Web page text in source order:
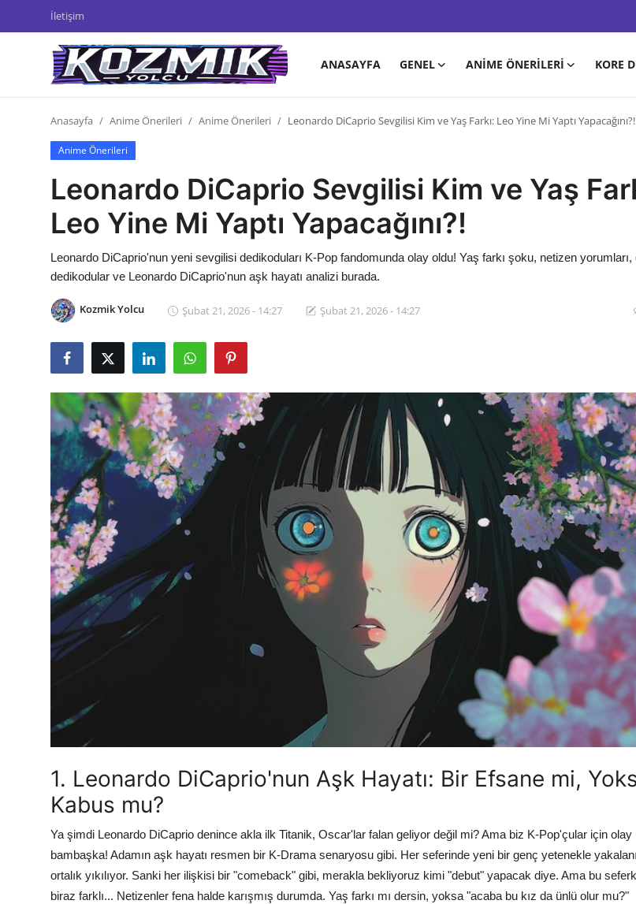
İletişim
ANASAYFA GENEL ANIME ÖNERILERI KORE
Anime Önerileri
Kore Dünyası
Anime Karakterleri
Dizi & Film
Testler
Anasayfa Anime Önerileri Anime Önerileri Leonardo DiCaprio Sevgilisi Kim ve Yaş Farkı: Leo Yine Mi Yaptı Yapacağını?!
Anime Önerileri
Leonardo DiCaprio Sevgilisi Kim ve Yaş
Leo Yine Mi Yaptı Yapacağını?!
Leonardo DiCaprio'nun yeni sevgilisi dedikoduları K-Pop fandomunda olay oldu! Yaş farkı şoku, netizen yorumları,
dedikodular ve Leonardo DiCaprio'nun aşk hayatı analizi burada.
Kozmik Yolcu Şubat 21, 2026 - 14:27 Şubat 21, 2026 - 14:27
1. Leonardo DiCaprio'nun Aşk Hayatı: Bir Efsane mi,
Kabus mu?
Ya şimdi Leonardo DiCaprio denince akla ilk Titanik, Oscar'lar falan geliyor değil mi? Ama biz K-Pop'çular için olay
bambaşka! Adamın aşk hayatı resmen bir K-Drama senaryosu gibi. Her seferinde yeni bir genç yetenekle
ortalık yıkılıyor. Sanki her ilişkisi bir "comeback" gibi, merakla bekliyoruz kimi "debut" yapacak diye. Ama bu
biraz farklı... Netizenler fena halde karışmış durumda. Yaş farkı mı dersin, yoksa "acaba bu kız da ünlü olur mu?"